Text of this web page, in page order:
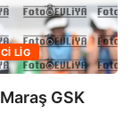
AKSA BIRINCI LIG
TSK